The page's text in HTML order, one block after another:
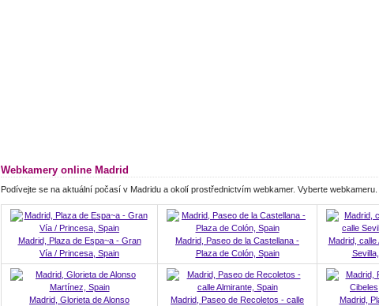
Webkamery online Madrid
Podívejte se na aktuální počasí v Madridu a okolí prostřednictvím webkamer. Vyberte webkameru.
Madrid, Plaza de Espa~a - Gran
Vía / Princesa, Spain
Madrid, Paseo de la Castellana -
Plaza de Colón, Spain
Madrid, calle
Madrid, Glorieta de Alonso
Madrid, Paseo de Recoletos - calle
Madrid,